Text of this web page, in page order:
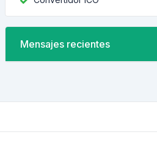
Mensajes recientes